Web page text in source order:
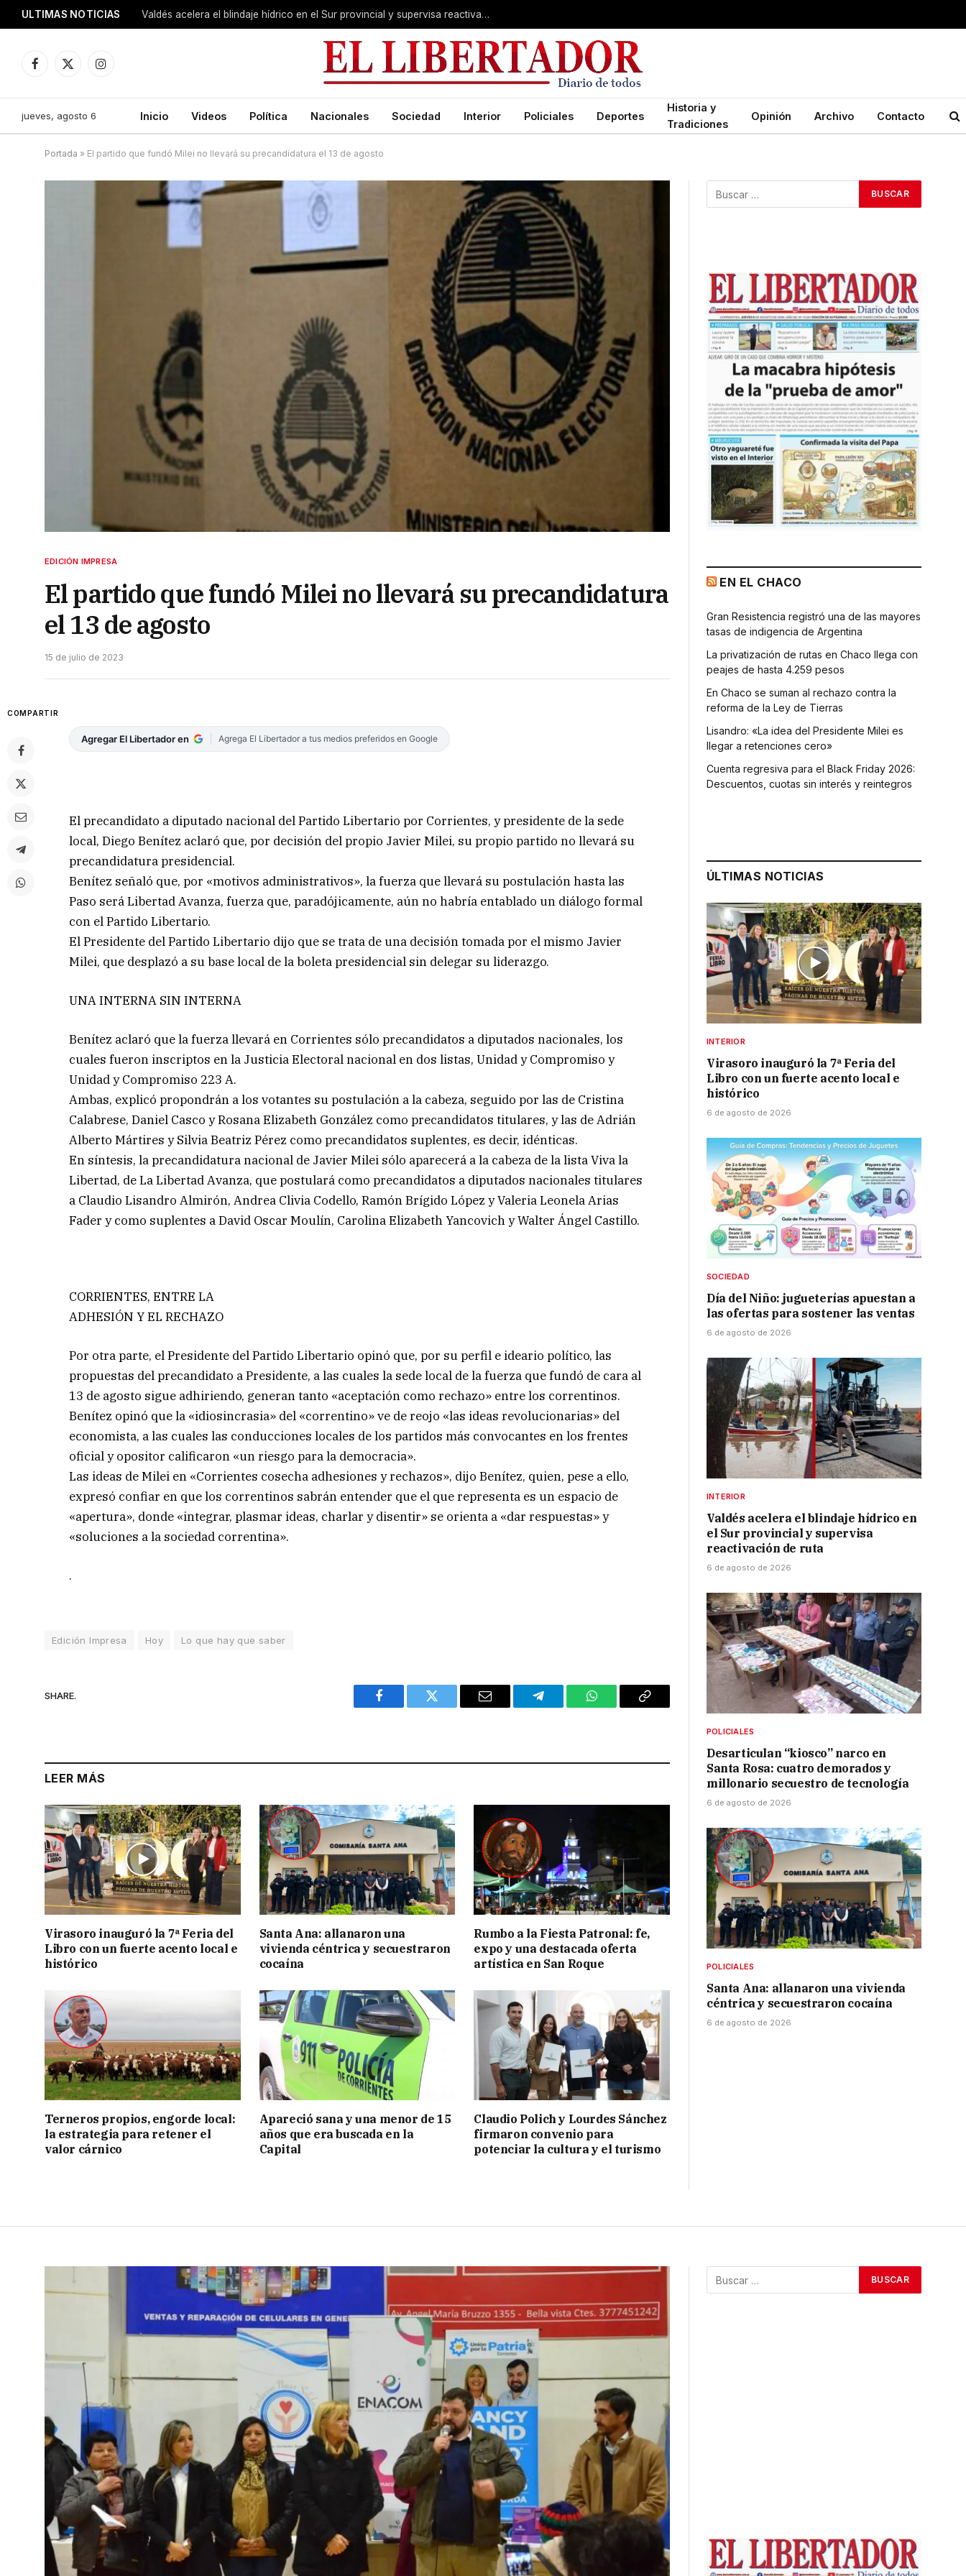
ULTIMAS NOTICIAS Valdés acelera el blindaje hídrico en el Sur provincial y supervisa reactivación de ruta
Facebook
X
Instagram
jueves, agosto 6 Inicio Videos Política Nacionales Sociedad Interior Policiales Deportes
Historia y
Tradiciones
Opinión Archivo Contacto
Portada » El partido que fundó Milei no llevará su precandidatura el 13 de agosto
EDICIÓN IMPRESA
El partido que fundó Milei no llevará su precandidatura
el 13 de agosto
15 de julio de 2023
COMPARTIR
Agregar El Libertador en Agrega El Libertador a tus medios preferidos en Google
El precandidato a diputado nacional del Partido Libertario por Corrientes, y presidente de la sede
local, Diego Benítez aclaró que, por decisión del propio Javier Milei, su propio partido no llevará su
precandidatura presidencial.
Benítez señaló que, por «motivos administrativos», la fuerza que llevará su postulación hasta las
Paso será Libertad Avanza, fuerza que, paradójicamente, aún no habría entablado un diálogo formal
con el Partido Libertario.
El Presidente del Partido Libertario dijo que se trata de una decisión tomada por el mismo Javier
Milei, que desplazó a su base local de la boleta presidencial sin delegar su liderazgo.
UNA INTERNA SIN INTERNA
Benítez aclaró que la fuerza llevará en Corrientes sólo precandidatos a diputados nacionales, los
cuales fueron inscriptos en la Justicia Electoral nacional en dos listas, Unidad y Compromiso y
Unidad y Compromiso 223 A.
Ambas, explicó propondrán a los votantes su postulación a la cabeza, seguido por las de Cristina
Calabrese, Daniel Casco y Rosana Elizabeth González como precandidatos titulares, y las de Adrián
Alberto Mártires y Silvia Beatriz Pérez como precandidatos suplentes, es decir, idénticas.
En síntesis, la precandidatura nacional de Javier Milei sólo aparecerá a la cabeza de la lista Viva la
Libertad, de La Libertad Avanza, que postulará como precandidatos a diputados nacionales titulares
a Claudio Lisandro Almirón, Andrea Clivia Codello, Ramón Brígido López y Valeria Leonela Arias
Fader y como suplentes a David Oscar Moulín, Carolina Elizabeth Yancovich y Walter Ángel Castillo.
CORRIENTES, ENTRE LA
ADHESIÓN Y EL RECHAZO
Por otra parte, el Presidente del Partido Libertario opinó que, por su perfil e ideario político, las
propuestas del precandidato a Presidente, a las cuales la sede local de la fuerza que fundó de cara al
13 de agosto sigue adhiriendo, generan tanto «aceptación como rechazo» entre los correntinos.
Benítez opinó que la «idiosincrasia» del «correntino» ve de reojo «las ideas revolucionarias» del
economista, a las cuales las conducciones locales de los partidos más convocantes en los frentes
oficial y opositor calificaron «un riesgo para la democracia».
Las ideas de Milei en «Corrientes cosecha adhesiones y rechazos», dijo Benítez, quien, pese a ello,
expresó confiar en que los correntinos sabrán entender que el que representa es un espacio de
«apertura», donde «integrar, plasmar ideas, charlar y disentir» se orienta a «dar respuestas» y
«soluciones a la sociedad correntina».
.
Edición Impresa Hoy Lo que hay que saber
SHARE.
Facebook Twitter Email Telegram WhatsAppCopy
LEER MÁS
Virasoro inauguró la 7ª Feria del
Libro con un fuerte acento local e
histórico
Santa Ana: allanaron una
vivienda céntrica y secuestraron
cocaína
Rumbo a la Fiesta Patronal: fe,
expo y una destacada oferta
artística en San Roque
Terneros propios, engorde local:
la estrategia para retener el
valor cárnico
Apareció sana y una menor de 15
años que era buscada en la
Capital
Claudio Polich y Lourdes Sánchez
firmaron convenio para
potenciar la cultura y el turismo
EN EL CHACO
Gran Resistencia registró una de las mayores
tasas de indigencia de Argentina
La privatización de rutas en Chaco llega con
peajes de hasta 4.259 pesos
En Chaco se suman al rechazo contra la
reforma de la Ley de Tierras
Lisandro: «La idea del Presidente Milei es
llegar a retenciones cero»
Cuenta regresiva para el Black Friday 2026:
Descuentos, cuotas sin interés y reintegros
ÚLTIMAS NOTICIAS
INTERIOR
Virasoro inauguró la 7ª Feria del
Libro con un fuerte acento local e
histórico
6 de agosto de 2026
SOCIEDAD
Día del Niño: jugueterías apuestan a
las ofertas para sostener las ventas
6 de agosto de 2026
INTERIOR
Valdés acelera el blindaje hídrico en
el Sur provincial y supervisa
reactivación de ruta
6 de agosto de 2026
POLICIALES
Desarticulan “kiosco” narco en
Santa Rosa: cuatro demorados y
millonario secuestro de tecnología
6 de agosto de 2026
POLICIALES
Santa Ana: allanaron una vivienda
céntrica y secuestraron cocaína
6 de agosto de 2026